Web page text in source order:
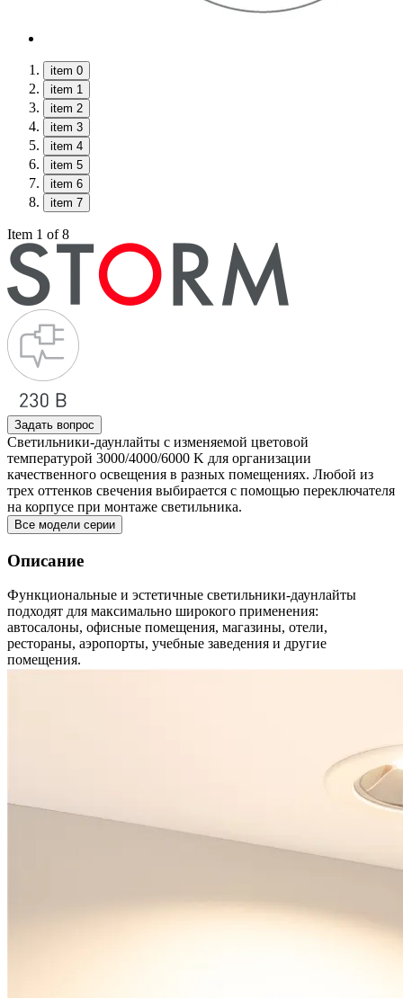
item 0
item 1
item 2
item 3
item 4
item 5
item 6
item 7
Item 1 of 8
Задать вопрос
Светильники-даунлайты с изменяемой цветовой
температурой 3000/4000/6000 K для организации
качественного освещения в разных помещениях. Любой из
трех оттенков свечения выбирается с помощью переключателя
на корпусе при монтаже светильника.
Все модели серии
Описание
Функциональные и эстетичные светильники-даунлайты
подходят для максимально широкого применения:
автосалоны, офисные помещения, магазины, отели,
рестораны, аэропорты, учебные заведения и другие
помещения.